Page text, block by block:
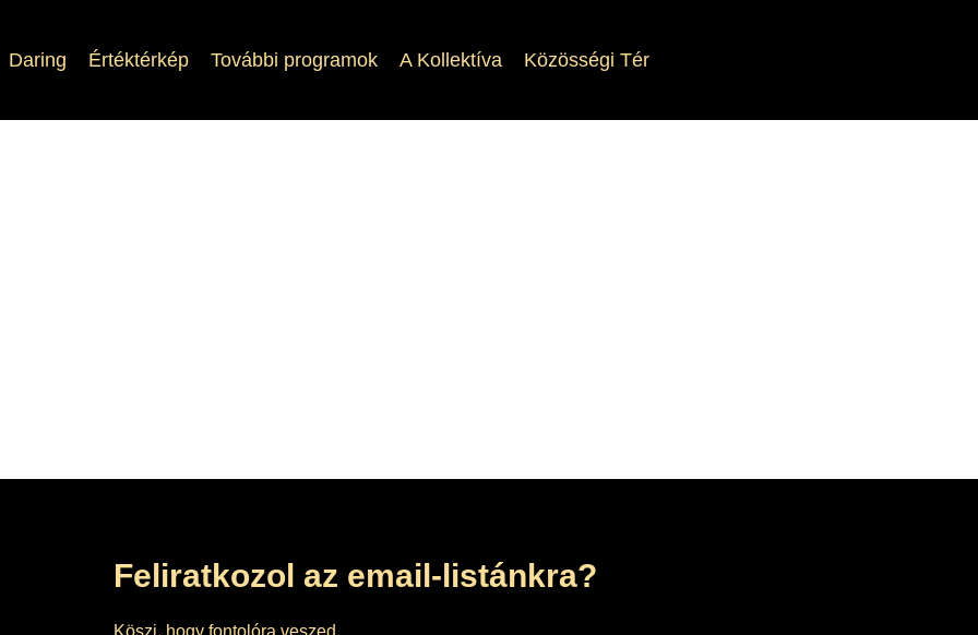
Daring Értéktérkép További programok A Kollektíva Közösségi Tér
Feliratkozol az email-listánkra?